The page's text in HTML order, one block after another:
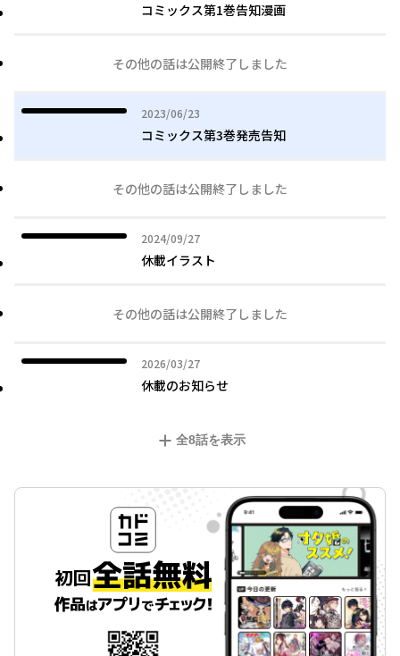
コミックス第1巻告知漫画
その他の話は公開終了しました
2023/06/23
2023年06月23日
コミックス第3巻発売告知
その他の話は公開終了しました
2024/09/27
2024年09月27日
休載イラスト
その他の話は公開終了しました
2026/03/27
2026年03月27日
休載のお知らせ
全8話を表示